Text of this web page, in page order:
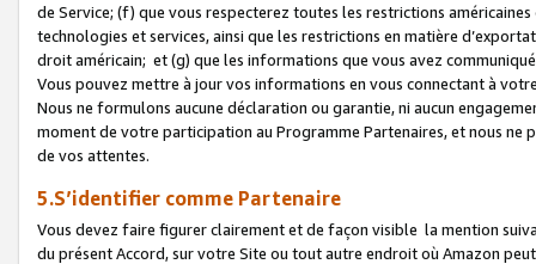
de Service; (f) que vous respecterez toutes les restrictions
technologies et services, ainsi que les restrictions en matière
droit américain; et (g) que les informations que vous avez
Vous pouvez mettre à jour vos informations en vous connectant à
Nous ne formulons aucune déclaration ou garantie, ni aucun
moment de votre participation au Programme Partenaires, et nous
de vos attentes.
5.S’identifier comme Partenaire
Vous devez faire figurer clairement et de façon visible la mention
du présent Accord, sur votre Site ou tout autre endroit où Amazon